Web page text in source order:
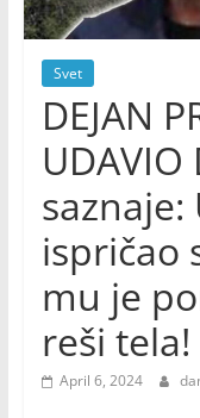
Svet
DEJAN
UDAVIO
saznaje:
ispričao
mu je
reši tela!
April 6, 2024